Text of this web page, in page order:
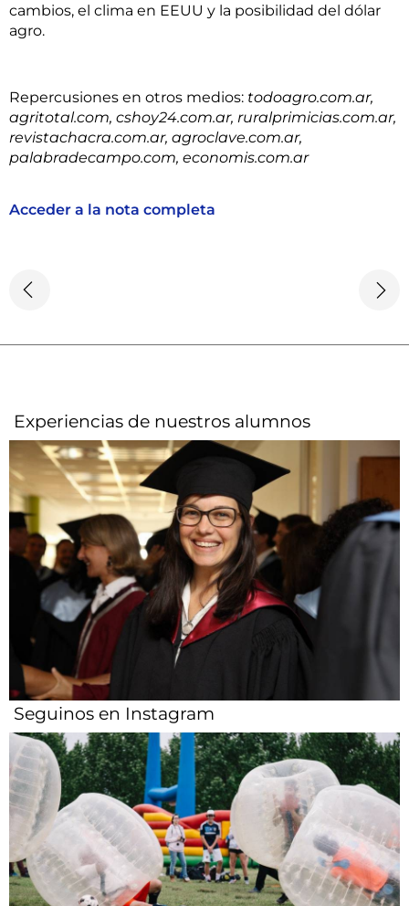
cambios, el clima en EEUU y la posibilidad del dólar
agro.
Repercusiones en otros medios: todoagro.com.ar,
agritotal.com, cshoy24.com.ar, ruralprimicias.com.ar,
revistachacra.com.ar, agroclave.com.ar,
palabradecampo.com, economis.com.ar
Acceder a la nota completa
Experiencias de nuestros alumnos​
Seguinos en Instagram